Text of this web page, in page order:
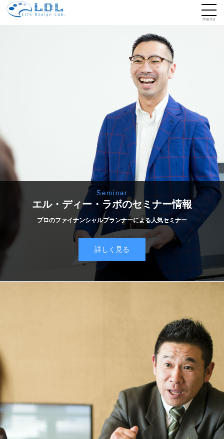
menu
Seminar
エル・ディー・ラボのセミナー情報
プロのファイナンシャルプランナーによる人気セミナー
詳しく見る